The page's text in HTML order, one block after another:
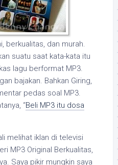
berkualitas, dan murah.
suatu saat kata-kata itu
lagu berformat MP3.
bajakan. Bahkan Giring,
pedas soal MP3.
“Beli MP3 itu dosa
melihat iklan di televisi
MP3 Original Berkualitas,
Saya pikir mungkin saya